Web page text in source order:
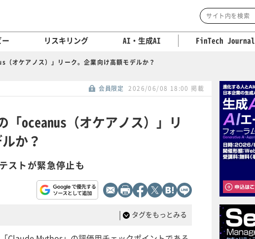
リスキリング AI・生成AI FinTech Journal
オケアノス）」リーク。企業向け高額モデルか？
会員限定 2026/06/08 18:00 掲載
oceanus（オケアノス）」リ
か？
ストが緊急停止も
| タグをもっとみる